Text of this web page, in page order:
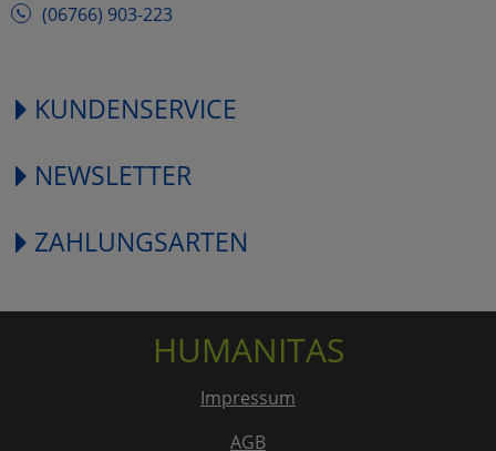
(06766) 903-223
KUNDENSERVICE
NEWSLETTER
ZAHLUNGSARTEN
HUMANITAS
Impressum
AGB